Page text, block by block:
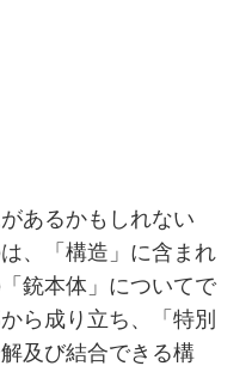
あるかもしれない
、「構造」に含まれ
銃本体」についてで
ら成り立ち、「特別
及び結合できる構